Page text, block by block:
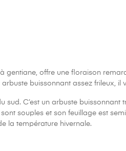
gentiane, offre une floraison
buissonnant assez frileux, il
sud. C’est un arbuste
souples et son feuillage est
la température hivernale.